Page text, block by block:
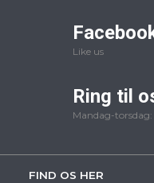
Like us
Ring til
Mandag-
FIND OS HER